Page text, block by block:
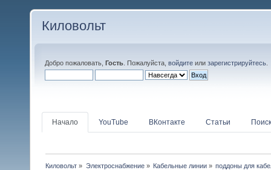
Киловольт
Добро пожаловать, Гость . Пожалуйста, войдите или зарегистрируйтесь
Начало YouTube ВКонтакте Статьи Поиск
Киловольт » Электроснабжение» Кабельные линии» поддоны для